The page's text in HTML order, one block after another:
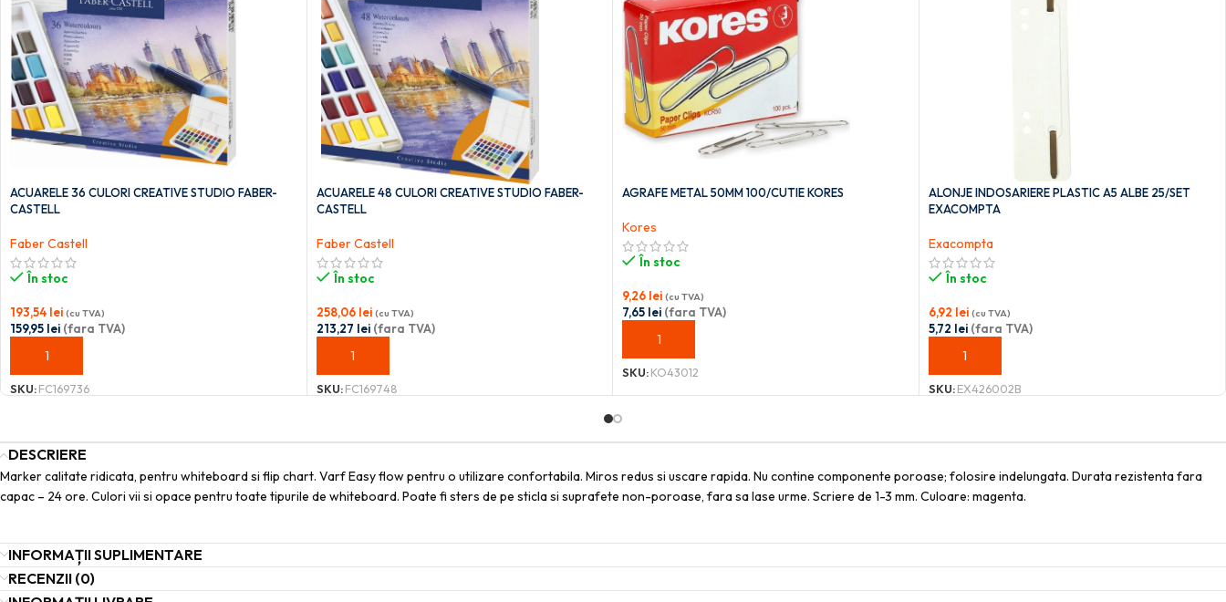
ACUARELE 36 CULORI CREATIVE STUDIO FABER-
CASTELL
Faber Castell
În stoc
193,54 lei (cu TVA)
159,95 lei (fara TVA)
ADAUGĂ ÎN COȘ
SKU:FC169736
ACUARELE 48 CULORI CREATIVE STUDIO FABER-
CASTELL
Faber Castell
În stoc
258,06 lei (cu TVA)
213,27 lei(fara TVA)
ADAUGĂ ÎN COȘ
SKU:FC169748
AGRAFE METAL 50MM 100/CUTIE KORES
Kores
În stoc
9,26 lei (cu TVA)
7,65 lei (fara TVA)
ADAUGĂ ÎN COȘ
SKU:KO43012
ALONJE INDOSARIERE PLASTIC A5 ALBE 25/SET
EXACOMPTA
Exacompta
În stoc
6,92 lei (cu TVA)
5,72 lei(fara TVA)
ADAUGĂ ÎN COȘ
SKU:EX426002B
DESCRIERE
Marker calitate ridicata, pentru whiteboard si flip chart. Varf Easy flow pentru o utilizare confortabila. Miros redus si uscare rapida. Nu contine componente poroase; folosire indelungata. Durata rezistenta fara
capac – 24 ore. Culori vii si opace pentru toate tipurile de whiteboard. Poate fi sters de pe sticla si suprafete non-poroase, fara sa lase urme. Scriere de 1-3 mm. Culoare: magenta.
INFORMAȚII SUPLIMENTARE
RECENZII (0)